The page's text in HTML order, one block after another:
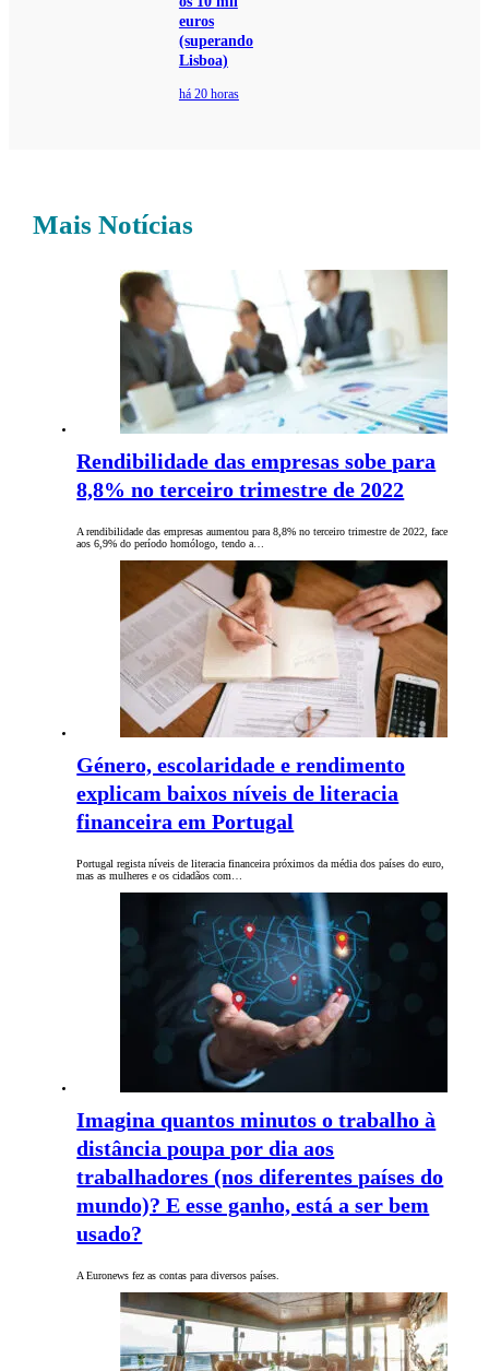
euros
(superando
Lisboa)
há 20 horas
Mais Notícias
Rendibilidade das empresas sobe para
8,8% no terceiro trimestre de 2022
A rendibilidade das empresas aumentou para 8,8% no terceiro trimestre de 2022, face
aos 6,9% do período homólogo, tendo a…
Género, escolaridade e rendimento
explicam baixos níveis de literacia
financeira em Portugal
Portugal regista níveis de literacia financeira próximos da média dos países do euro,
mas as mulheres e os cidadãos com…
Imagina quantos minutos o trabalho à
distância poupa por dia aos
trabalhadores (nos diferentes países do
mundo)? E esse ganho, está a ser bem
usado?
A Euronews fez as contas para diversos países.